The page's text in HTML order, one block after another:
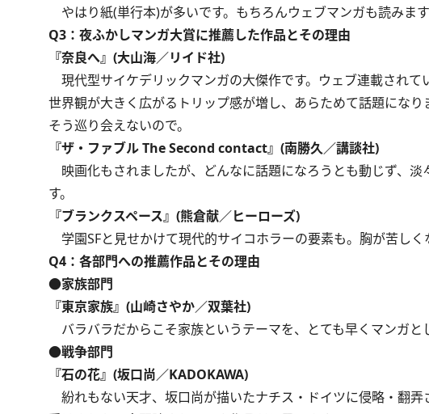
やはり紙(単行本)が多いです。もちろんウェブマンガも読みま
Q3：夜ふかしマンガ大賞に推薦した作品とその理由
『奈良へ』(大山海／リイド社)
現代型サイケデリックマンガの大傑作です。ウェブ連載され
世界観が大きく広がるトリップ感が増し、あらためて話題にな
そう巡り会えないので。
『ザ・ファブル The Second contact』(南勝久／講談社)
映画化もされましたが、どんなに話題になろうとも動じず、
す。
『ブランクスペース』(熊倉献／ヒーローズ)
学園SFと見せかけて現代的サイコホラーの要素も。胸が苦しく
Q4：各部門への推薦作品とその理由
●家族部門
『東京家族』(山崎さやか／双葉社)
バラバラだからこそ家族というテーマを、とても早くマンガと
●戦争部門
『石の花』(坂口尚／KADOKAWA)
紛れもない天才、坂口尚が描いたナチス・ドイツに侵略・翻